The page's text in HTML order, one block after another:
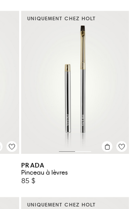
UNIQUEMENT CHEZ HOLT
PRADA
Pinceau à lèvres
85 $
UNIQUEMENT CHEZ HOLT